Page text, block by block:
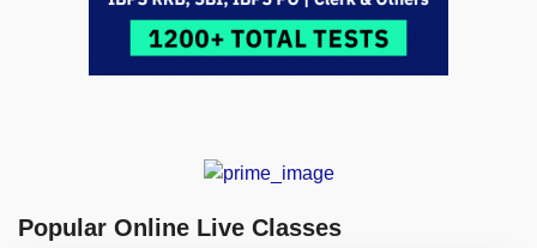
Popular Online Live Classes